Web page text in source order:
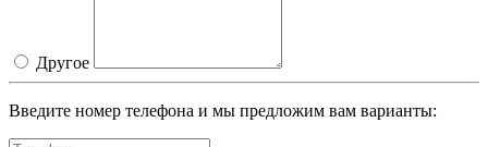
Другое
Введите номер телефона и мы предложим вам варианты: